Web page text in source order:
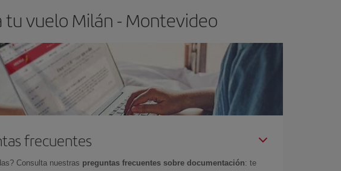
tu vuelo Milán - Montevideo
frecuentes
Consulta nuestras preguntas frecuentes sobre documentación: te